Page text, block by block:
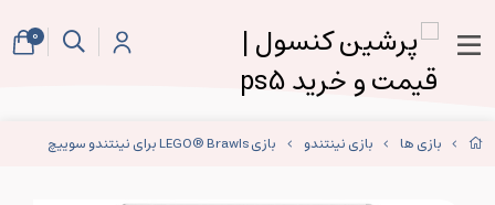
بازی ها بازی نینتندو بازی LEGO® Brawls برای نینتندو سوییچ
0